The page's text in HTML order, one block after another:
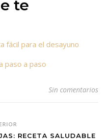
te
fácil para el desayuno
paso a paso
Sin comentarios
RECETA SALUDABLE